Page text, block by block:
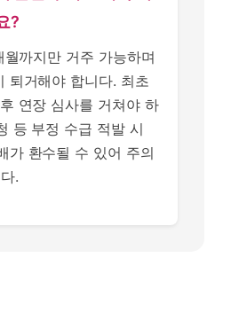
?
월까지만 거주 가능하며
퇴거해야 합니다. 최초
연장 심사를 거쳐야 하
등 부정 수급 적발 시
가 환수될 수 있어 주의
.